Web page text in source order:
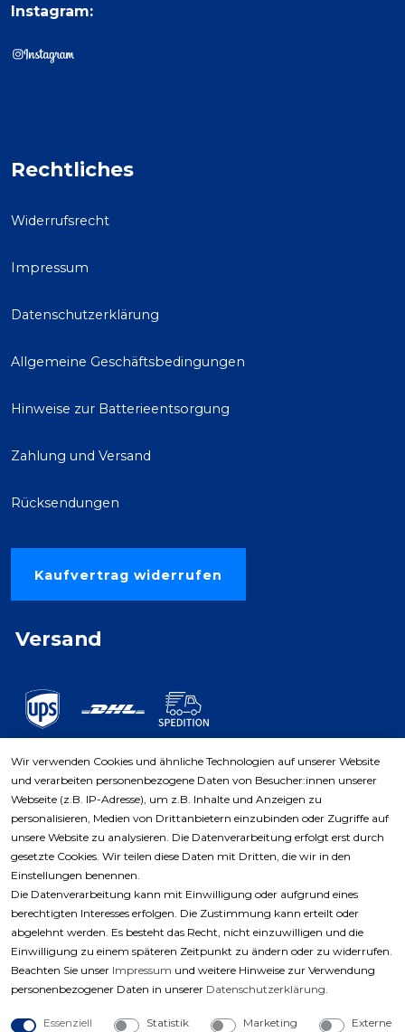
Instagram:
Rechtliches
Widerrufsrecht
Impressum
Datenschutzerklärung
Allgemeine Geschäftsbedingungen
Hinweise zur Batterieentsorgung
Zahlung und Versand
Rücksendungen
Kaufvertrag widerrufen
Versand
Zahlungsarten
Wir verwenden Cookies und ähnliche Technologien auf unserer Website
und verarbeiten personenbezogene Daten von Besucher:innen unserer
Webseite (z.B. IP-Adresse), um z.B. Inhalte und Anzeigen zu
personalisieren, Medien von Drittanbietern einzubinden oder Zugriffe auf
unsere Website zu analysieren. Die Datenverarbeitung erfolgt erst durch
gesetzte Cookies. Wir teilen diese Daten mit Dritten, die wir in den
Einstellungen benennen.
Die Datenverarbeitung kann mit Einwilligung oder aufgrund eines
berechtigten Interesses erfolgen. Die Zustimmung kann erteilt oder
abgelehnt werden. Es besteht das Recht, nicht einzuwilligen und die
Einwilligung zu einem späteren Zeitpunkt zu ändern oder zu widerrufen.
Beachten Sie unser Impressum und weitere Hinweise zur Verwendung
personenbezogener Daten in unserer Daten­schutz­erklärung.
Essenziell Statistik Marketing Externe